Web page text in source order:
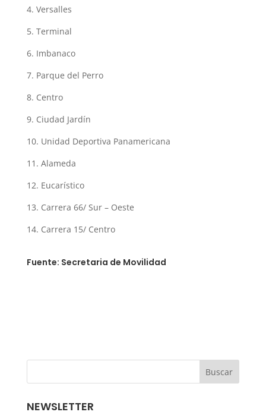
4. Versalles
5. Terminal
6. Imbanaco
7. Parque del Perro
8. Centro
9. Ciudad Jardín
10. Unidad Deportiva Panamericana
11. Alameda
12. Eucarístico
13. Carrera 66/ Sur – Oeste
14. Carrera 15/ Centro
Fuente: Secretaria de Movilidad
NEWSLETTER